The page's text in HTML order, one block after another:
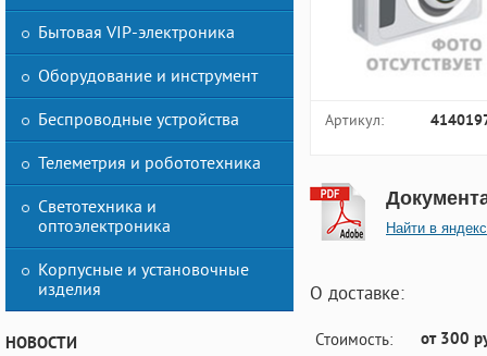
Бытовая VIP-электроника
Оборудование и инструмент
Беспроводные устройства
Телеметрия и робототехника
Светотехника и
оптоэлектроника
Корпусные и установочные
изделия
НОВОСТИ
Артикул:
Найти в яндекс
О доставке:
Стоимость: от 300